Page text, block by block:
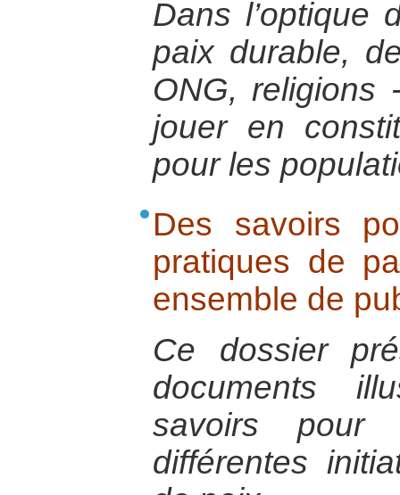
Dans l’optique
paix durable,
ONG,
jouer en
pour les
Des savoirs
pratiques de
ensemble de
Ce dossier
documents
savoirs
différentes